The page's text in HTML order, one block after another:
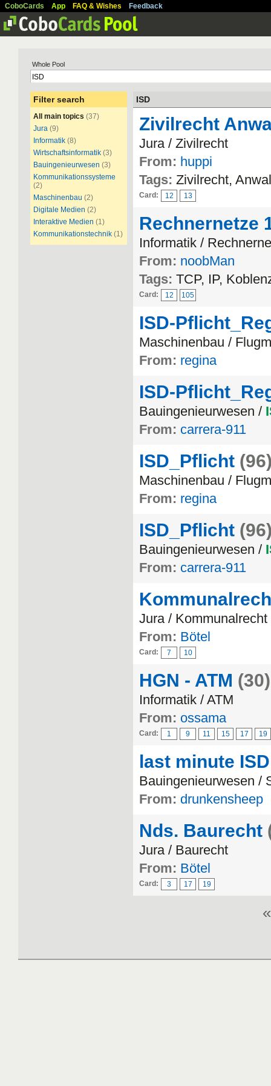
CoboCards App FAQ & Wishes Feedback
Whole Pool
Filter search
All main topics (37)
Jura (9)
Informatik (8)
Wirtschaftsinformatik (3)
Bauingenieurwesen (3)
Kommunikationssysteme
(2)
Maschinenbau (2)
Digitale Medien (2)
Interaktive Medien (1)
Kommunikationstechnik (1)
ISD
Zivilrecht
Jura / Zivilrecht
From: huppi
Tags: Zivilrecht,
Card: 12 13
Rechnernetze
Informatik /
From: noobMan
Tags: TCP, IP,
Card: 12 105
ISD-
Maschinenbau /
From: regina
ISD-
Bauingenieurwesen /
From: carrera-911
ISD_Pflicht
Maschinenbau /
From: regina
ISD_Pflicht
Bauingenieurwesen /
From: carrera-911
Jura / Kommunalrecht
From: Bötel
Card: 7 10
HGN - ATM (30)
Informatik / ATM
From: ossama
Card: 1 9 11 15 17 19
last minute ISD
Bauingenieurwesen /
From: drunkensheep
Nds. Baurecht
Jura / Baurecht
From: Bötel
Card: 3 17 19